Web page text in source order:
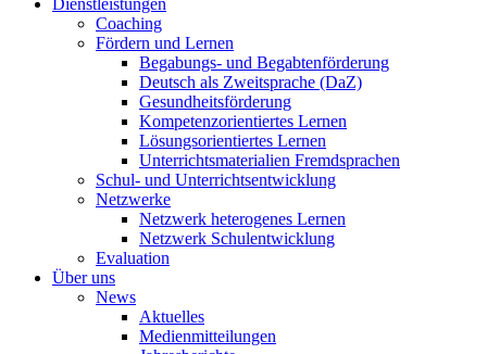
Dienstleistungen
Coaching
Fördern und Lernen
Begabungs- und Begabtenförderung
Deutsch als Zweitsprache (DaZ)
Gesundheitsförderung
Kompetenzorientiertes Lernen
Lösungsorientiertes Lernen
Unterrichtsmaterialien Fremdsprachen
Schul- und Unterrichtsentwicklung
Netzwerke
Netzwerk heterogenes Lernen
Netzwerk Schulentwicklung
Evaluation
Über uns
News
Aktuelles
Medienmitteilungen